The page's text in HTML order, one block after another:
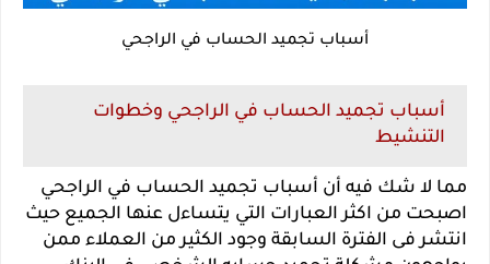
أسباب تجميد الحساب في الراجحي
أسباب تجميد الحساب في الراجحي وخطوات
التنشيط
مما لا شك فيه أن أسباب تجميد الحساب في الراجحي
اصبحت من اكثر العبارات التي يتساءل عنها الجميع حيث
انتشر فى الفترة السابقة وجود الكثير من العملاء ممن